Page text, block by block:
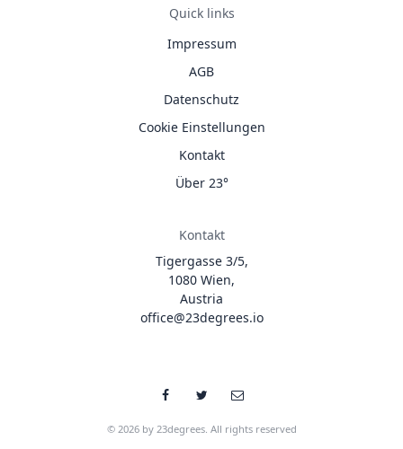
Quick links
Impressum
AGB
Datenschutz
Cookie Einstellungen
Kontakt
Über 23°
Kontakt
Tigergasse 3/5,
1080 Wien,
Austria
office@23degrees.io
© 2026 by 23degrees. All rights reserved